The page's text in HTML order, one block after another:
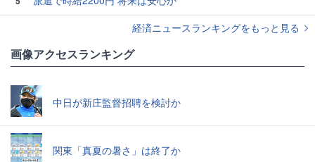
経済ニュースランキングをもっと見る
画像アクセスランキング
中日が新庄監督招聘を検討か
関東「真夏の暑さ」は終了か